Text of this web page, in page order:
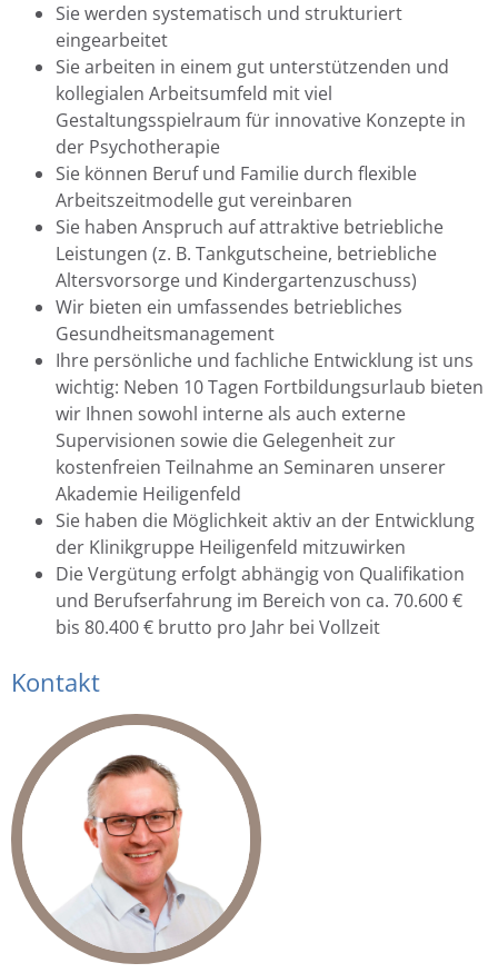
Sie werden systematisch und strukturiert
eingearbeitet
Sie arbeiten in einem gut unterstützenden und
kollegialen Arbeitsumfeld mit viel
Gestaltungsspielraum für innovative Konzepte in
der Psychotherapie
Sie können Beruf und Familie durch flexible
Arbeitszeitmodelle gut vereinbaren
Sie haben Anspruch auf attraktive betriebliche
Leistungen (z. B. Tankgutscheine, betriebliche
Altersvorsorge und Kindergartenzuschuss)
Wir bieten ein umfassendes betriebliches
Gesundheitsmanagement
Ihre persönliche und fachliche Entwicklung ist uns
wichtig: Neben 10 Tagen Fortbildungsurlaub bieten
wir Ihnen sowohl interne als auch externe
Supervisionen sowie die Gelegenheit zur
kostenfreien Teilnahme an Seminaren unserer
Akademie Heiligenfeld
Sie haben die Möglichkeit aktiv an der Entwicklung
der Klinikgruppe Heiligenfeld mitzuwirken
Die Vergütung erfolgt abhängig von Qualifikation
und Berufserfahrung im Bereich von ca. 70.600 €
bis 80.400 € brutto pro Jahr bei Vollzeit
Kontakt